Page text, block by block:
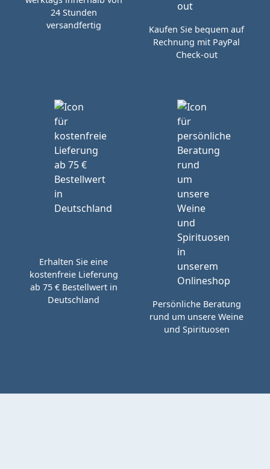
24 Stunden
versandfertig
Kaufen Sie bequem auf
Rechnung mit PayPal
Check-out
Erhalten Sie eine
kostenfreie Lieferung
ab 75 € Bestellwert in
Deutschland
Persönliche Beratung
rund um unsere Weine
und Spirituosen